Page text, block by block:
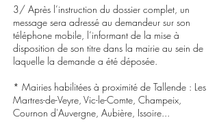
3/ Après l’instruction du dossier complet, un
message sera adressé au demandeur sur son
téléphone mobile, l’informant de la mise à
disposition de son titre dans la mairie au sein de
laquelle la demande a été déposée.
* Mairies habilitées à proximité de Tallende : Les
Martres-de-Veyre, Vic-le-Comte, Champeix,
Cournon d'Auvergne, Aubière, Issoire...